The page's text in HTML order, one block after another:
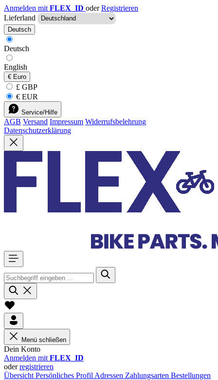
Anmelden mit FLEX_ID oder Registrieren
Lieferland
Deutsch
Deutsch
English
€ Euro
£ GBP
€ EUR
Service/Hilfe
AGB Versand Impressum Widerrufsbelehrung
Datenschutzerklärung
Menü schließen
Dein Konto
Anmelden mit FLEX_ID
oderregistrieren
Übersicht Persönliches Profil Adressen Zahlungsarten Bestellungen